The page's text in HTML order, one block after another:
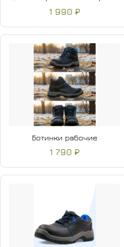
1 990 ₽
Ботинки рабочие
1 790 ₽